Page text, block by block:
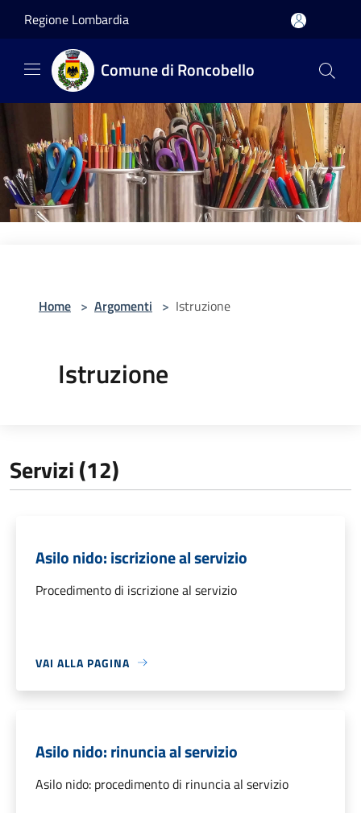
Regione Lombardia
Comune di Roncobello
Home > Argomenti > Istruzione
Istruzione
Servizi (12)
Asilo nido: iscrizione al servizio
Procedimento di iscrizione al servizio
VAI ALLA PAGINA
Asilo nido: rinuncia al servizio
Asilo nido: procedimento di rinuncia al servizio